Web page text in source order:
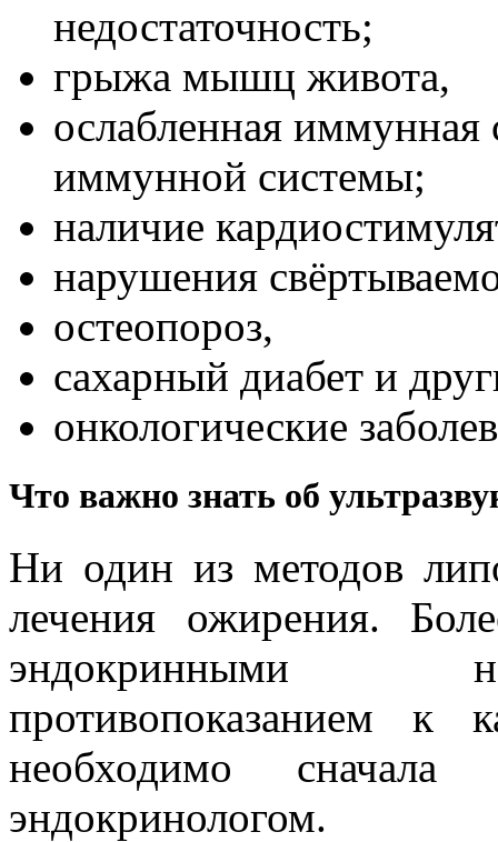
недостаточность;
грыжа мышц живота,
ослабленная иммунная
иммунной системы;
наличие
нарушения
остеопороз,
сахарный диабет и
онкологические
Что важно знать об
Ни один из методов
лечения ожирения.
эндокринными
противопоказанием к
необходимо
эндокринологом.